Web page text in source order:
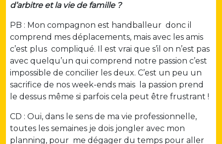
d’arbitre et la vie de famille ?
PB : Mon compagnon est handballeur donc il
comprend mes déplacements, mais avec les amis
c’est plus compliqué. Il est vrai que s’il on n’est pas
avec quelqu’un qui comprend notre passion c’est
impossible de concilier les deux. C’est un peu un
sacrifice de nos week-ends mais la passion prend
le dessus même si parfois cela peut être frustrant !
CD : Oui, dans le sens de ma vie professionnelle,
toutes les semaines je dois jongler avec mon
planning, pour me dégager du temps pour aller